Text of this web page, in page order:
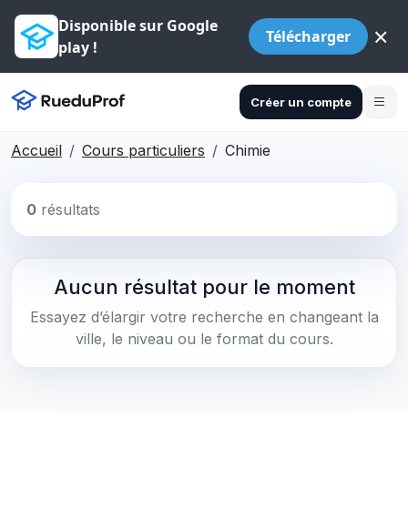
Disponible sur Google
play !
Télécharger ×
Créer un compte
Accueil Cours particuliers Chimie
0 résultats
Aucun résultat pour le moment
Essayez d’élargir votre recherche en changeant la
ville, le niveau ou le format du cours.